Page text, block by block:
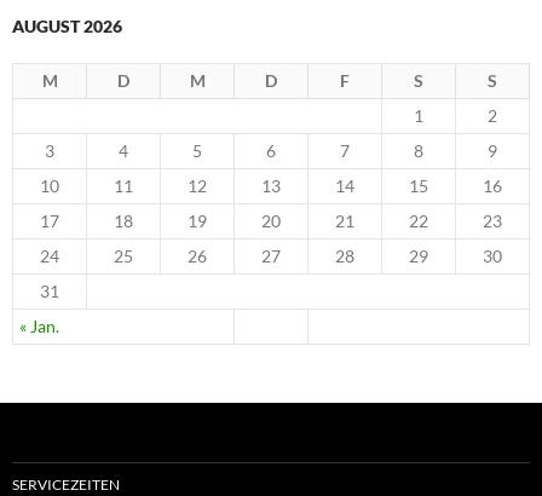
AUGUST 2026
M D M D F S S
« Jan.
1
2
3
4 5 6 7 8
9
10
11 12 13 14 15
16
17
18 19 20 21 22
23
24
25 26 27 28 29
30
31
SERVICEZEITEN